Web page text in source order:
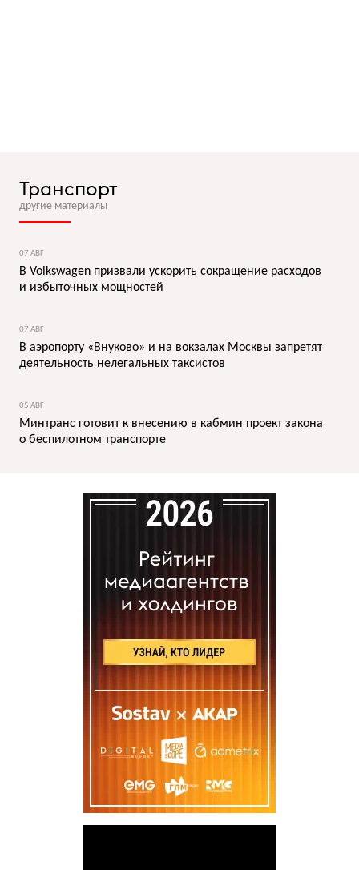
Транспорт
другие материалы
07 АВГ
В Volkswagen призвали ускорить сокращение расходов
и избыточных мощностей
07 АВГ
В аэропорту «Внуково» и на вокзалах Москвы запретят
деятельность нелегальных таксистов
05 АВГ
Минтранс готовит к внесению в кабмин проект закона
о беспилотном транспорте